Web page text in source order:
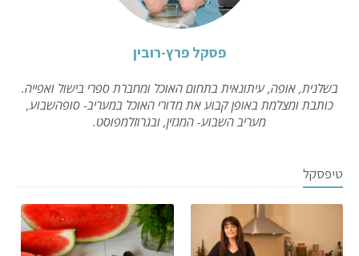
פסקל פרץ-רובין
בשלנית, אופה, עיתונאית בתחום האוכל ומחברת ספרי בישול ואפייה.
כותבת ומצלמת באופן קבוע את מדורי האוכל במעריב- סופהשבוע,
מעריב השבוע- המגזין, ובגרוזלמפוסט.
טיפסקל